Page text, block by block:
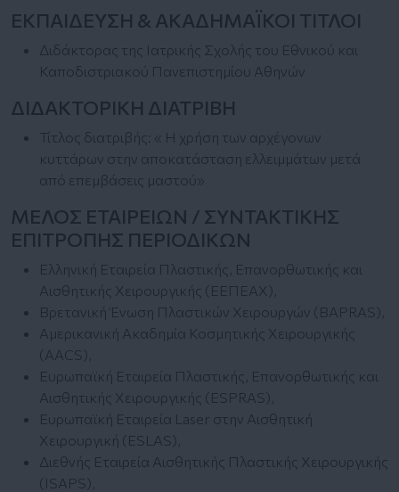
ΕΚΠΑΙΔΕΥΣΗ & ΑΚΑΔΗΜΑΪΚΟΙ ΤΙΤΛΟΙ
Διδάκτορας της Ιατρικής Σχολής του Εθνικού και
Καποδιστριακού Πανεπιστημίου Αθηνών
ΔΙΔΑΚΤΟΡΙΚΗ ΔΙΑΤΡΙΒΗ
Τίτλος διατριβής: « Η χρήση των αρχέγονων
κυττάρων στην αποκατάσταση ελλειμμάτων μετά
από επεμβάσεις μαστού»
ΜΕΛΟΣ ΕΤΑΙΡΕΙΩΝ / ΣΥΝΤΑΚΤΙΚΗΣ
ΕΠΙΤΡΟΠΗΣ ΠΕΡΙΟΔΙΚΩΝ
Ελληνική Εταιρεία Πλαστικής, Επανορθωτικής και
Αισθητικής Χειρουργικής (ΕΕΠΕΑΧ),
Βρετανική Ένωση Πλαστικών Χειρουργών (BAPRAS),
Αμερικανική Ακαδημία Κοσμητικής Χειρουργικής
(AACS),
Ευρωπαϊκή Εταιρεία Πλαστικής, Επανορθωτικής και
Αισθητικής Χειρουργικής (ESPRAS),
Ευρωπαϊκή Εταιρεία Laser στην Αισθητική
Χειρουργική (ESLAS),
Διεθνής Εταιρεία Αισθητικής Πλαστικής Χειρουργικής
(ISAPS),